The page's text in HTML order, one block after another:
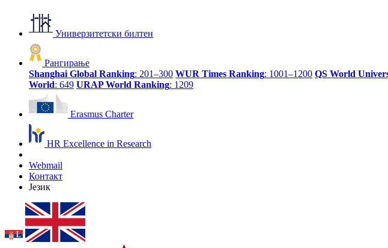
Универзитетски билтен
Рангирање
Shanghai Global Ranking: 201–300 WUR Times Ranking: 1001–1200 QS World
World: 649 URAP World Ranking: 1209
Erasmus Charter
HR Excellence in Research
Webmail
Контакт
Језик